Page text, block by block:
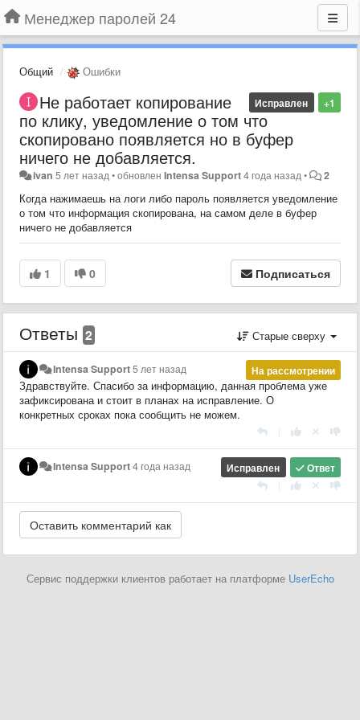
Менеджер паролей 24
Общий Ошибки
+1
Исправлен
Не работает копирование
по клику, уведомление о том что
скопировано появляется но в буфер
ничего не добавляется.
ivan 5 лет назад •обновленIntensa Support4 года назад • 2
Когда нажимаешь на логи либо пароль появляется уведомление
о том что информация скопирована, на самом деле в буфер
ничего не добавляется
1 0 Подписаться
Ответы 2 Старые сверху
На рассмотрении
Intensa Support5 лет назад
Здравствуйте. Спасибо за информацию, данная проблема уже
зафиксирована и стоит в планах на исправление. О
конкретных сроках пока сообщить не можем.
Ответ
Исправлен
Intensa Support4 года назад
Сервис поддержки клиентов работает на платформе UserEcho